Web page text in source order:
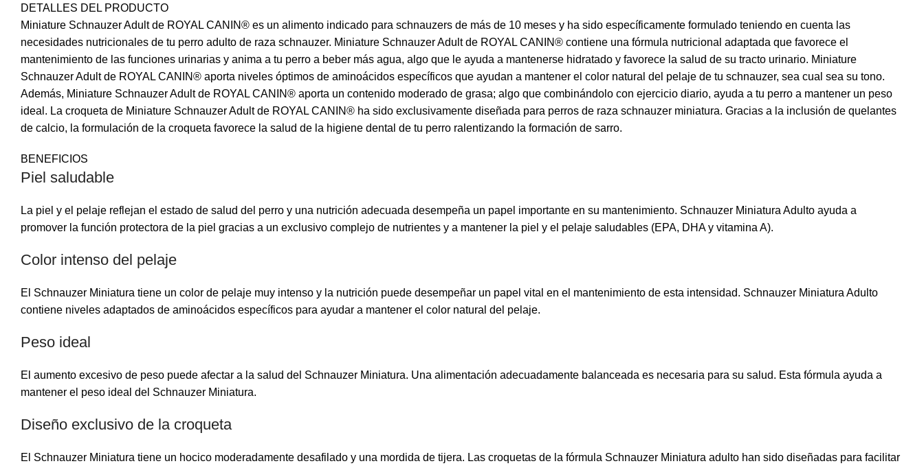
DETALLES DEL PRODUCTO
Miniature Schnauzer Adult de ROYAL CANIN® es un alimento indicado para schnauzers de más de 10 meses y ha sido específicamente formulado teniendo en cuenta las
necesidades nutricionales de tu perro adulto de raza schnauzer. Miniature Schnauzer Adult de ROYAL CANIN® contiene una fórmula nutricional adaptada que favorece el
mantenimiento de las funciones urinarias y anima a tu perro a beber más agua, algo que le ayuda a mantenerse hidratado y favorece la salud de su tracto urinario. Miniature
Schnauzer Adult de ROYAL CANIN® aporta niveles óptimos de aminoácidos específicos que ayudan a mantener el color natural del pelaje de tu schnauzer, sea cual sea su tono.
Además, Miniature Schnauzer Adult de ROYAL CANIN® aporta un contenido moderado de grasa; algo que combinándolo con ejercicio diario, ayuda a tu perro a mantener un peso
ideal. La croqueta de Miniature Schnauzer Adult de ROYAL CANIN® ha sido exclusivamente diseñada para perros de raza schnauzer miniatura. Gracias a la inclusión de quelantes
de calcio, la formulación de la croqueta favorece la salud de la higiene dental de tu perro ralentizando la formación de sarro.
BENEFICIOS
Piel saludable
La piel y el pelaje reflejan el estado de salud del perro y una nutrición adecuada desempeña un papel importante en su mantenimiento. Schnauzer Miniatura Adulto ayuda a
promover la función protectora de la piel gracias a un exclusivo complejo de nutrientes y a mantener la piel y el pelaje saludables (EPA, DHA y vitamina A).
Color intenso del pelaje
El Schnauzer Miniatura tiene un color de pelaje muy intenso y la nutrición puede desempeñar un papel vital en el mantenimiento de esta intensidad. Schnauzer Miniatura Adulto
contiene niveles adaptados de aminoácidos específicos para ayudar a mantener el color natural del pelaje.
Peso ideal
El aumento excesivo de peso puede afectar a la salud del Schnauzer Miniatura. Una alimentación adecuadamente balanceada es necesaria para su salud. Esta fórmula ayuda a
mantener el peso ideal del Schnauzer Miniatura.
Diseño exclusivo de la croqueta
El Schnauzer Miniatura tiene un hocico moderadamente desafilado y una mordida de tijera. Las croquetas de la fórmula Schnauzer Miniatura adulto han sido diseñadas para facilitar
Instagram
WhatsApp